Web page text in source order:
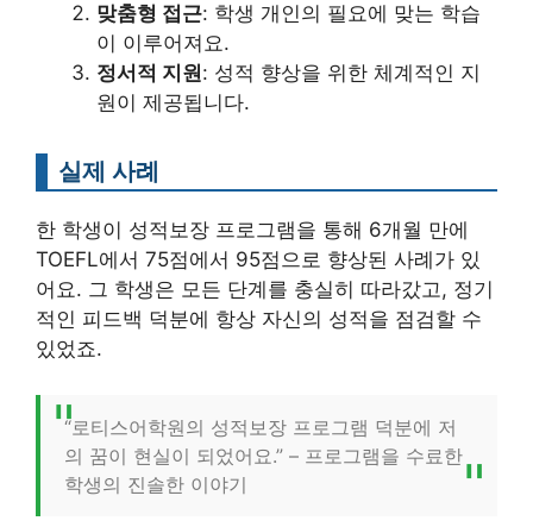
맞춤형 접근: 학생 개인의 필요에 맞는 학습
이 이루어져요.
정서적 지원: 성적 향상을 위한 체계적인 지
원이 제공됩니다.
실제 사례
한 학생이 성적보장 프로그램을 통해 6개월 만에
TOEFL에서 75점에서 95점으로 향상된 사례가 있
어요. 그 학생은 모든 단계를 충실히 따라갔고, 정기
적인 피드백 덕분에 항상 자신의 성적을 점검할 수
있었죠.
“로티스어학원의 성적보장 프로그램 덕분에 저
의 꿈이 현실이 되었어요.” – 프로그램을 수료한
학생의 진솔한 이야기